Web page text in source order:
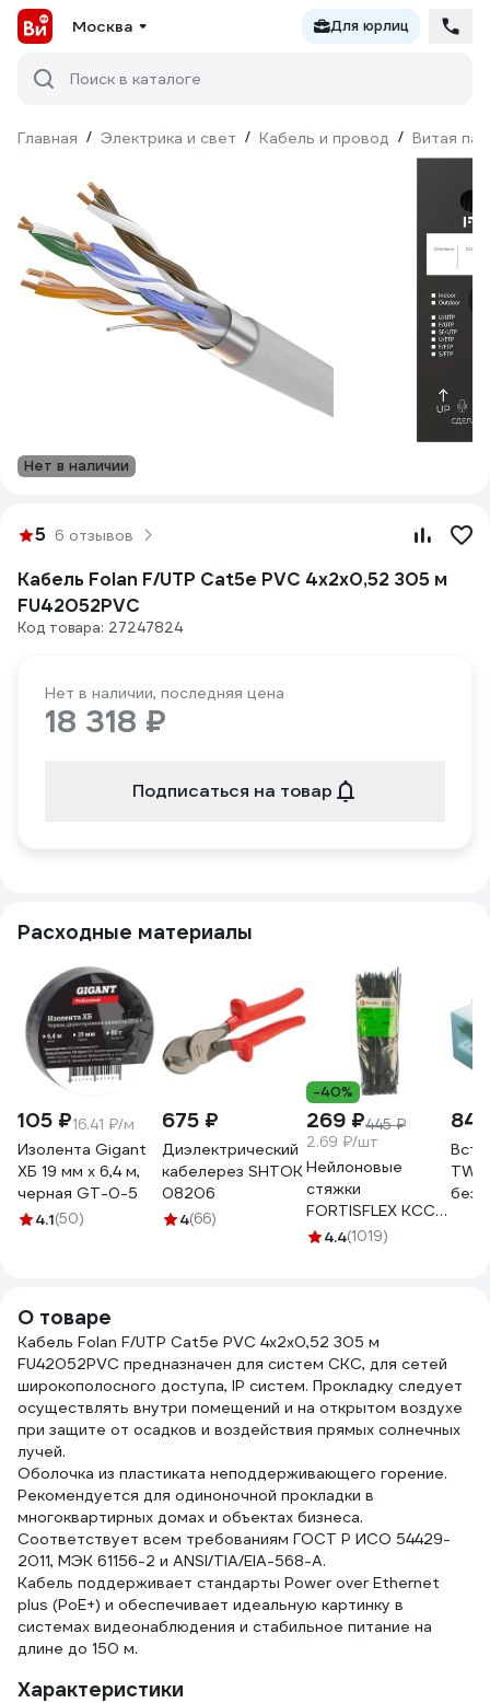
Москва Для юрлиц
Поиск в каталоге
Главная / Электрика и свет / Кабель и провод / Витая
Нет в наличии
5 6 отзывов
Кабель Folan F/UTP Cat5e PVC 4х2х0,52 305 м
FU42052PVC
Код товара: 27247824
Нет в наличии, последняя цена
18 318 ₽
Подписаться на товар
Расходные материалы
105 ₽16.41 ₽/м
Изолента Gigant
ХБ 19 мм х 6,4 м,
черная GT-0-5
4.1(50)
675 ₽
Диэлектрический
кабелерез SHTOK
08206
4(66)
-40%
269 ₽445 ₽
2.69 ₽/шт
Нейлоновые
стяжки
FORTISFLEX КСС
5х300 черный
4.4(1019)
84
TWT
без
О товаре
Кабель Folan F/UTP Cat5e PVC 4х2х0,52 305 м
FU42052PVC предназначен для систем СКС, для сетей
широкополосного доступа, IP систем. Прокладку следует
осуществлять внутри помещений и на открытом воздухе
при защите от осадков и воздействия прямых солнечных
лучей.
Оболочка из пластиката неподдерживающего горение.
Рекомендуется для одиноночной прокладки в
многоквартирных домах и объектах бизнеса.
Соответствует всем требованиям ГОСТ Р ИСО 54429-
2011, МЭК 61156-2 и ANSI/TIA/EIA-568-A.
Кабель поддерживает стандарты Power over Ethernet
plus (PoE+) и обеспечивает идеальную картинку в
системах видеонаблюдения и стабильное питание на
длине до 150 м.
Характеристики